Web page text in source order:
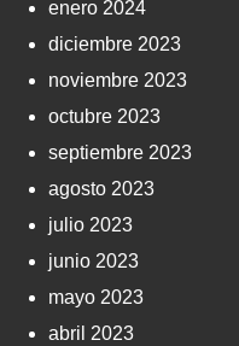
enero 2024
diciembre 2023
noviembre 2023
octubre 2023
septiembre 2023
agosto 2023
julio 2023
junio 2023
mayo 2023
abril 2023